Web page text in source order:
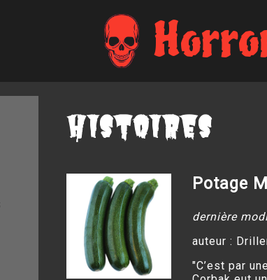
Histoires
Potage
dernière
auteur :
"C’est par